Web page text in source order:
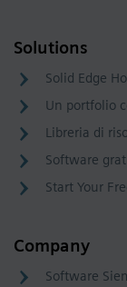
Solutions
Solid Edge
Un portfolio
Libreria di
Software
Start Your
Company
Software